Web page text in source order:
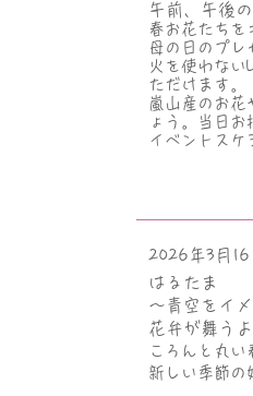
午前、午後
春お花たちを
母の日のプレ
火を使わない
ただけます。
嵐山産のお花
ょう。当日お
イベントスケ
2026年3月
はるたま
～青空をイ
花弁が舞う
ころんと丸い
新しい季節の